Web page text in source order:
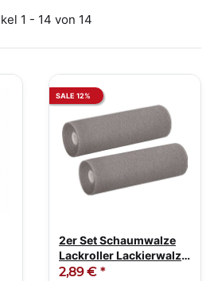
1 - 14 von 14
SALE 12%
2er Set Schaumwalze
Lackroller Lackierwalze
konkav 11cm
2,89 € *